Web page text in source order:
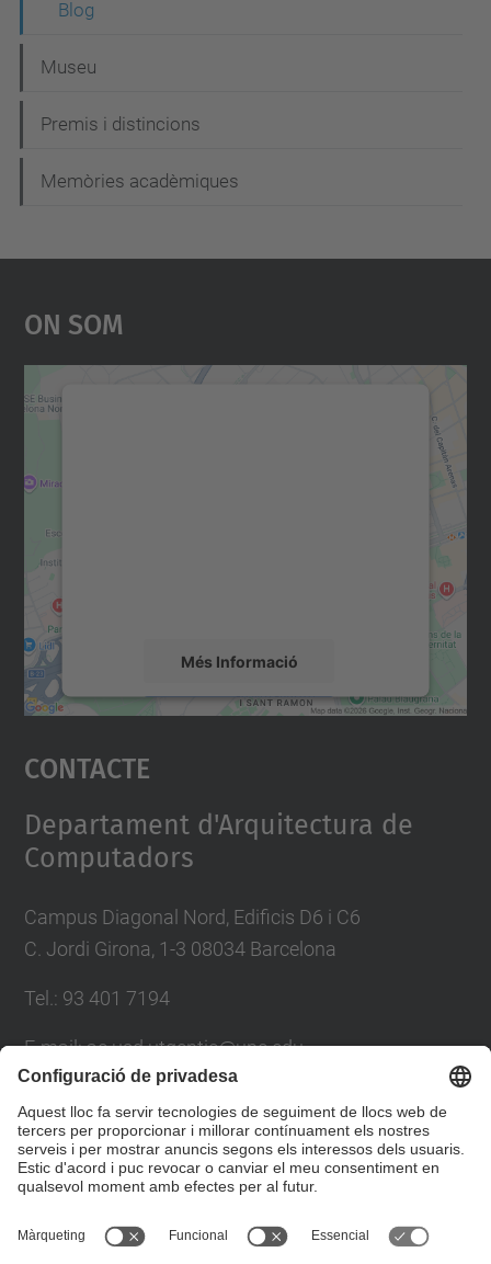
Blog
Museu
Premis i distincions
Memòries acadèmiques
On Som
Més Informació
Accepta
powered by
Contacte
Departament d'Arquitectura de
Computadors
Campus Diagonal Nord, Edificis D6 i C6
C. Jordi Girona, 1-3 08034 Barcelona
Tel.: 93 401 7194
E-mail: ac.usd.utgcntic@upc.edu
Formulari de contacte